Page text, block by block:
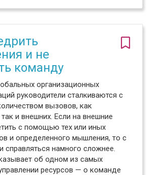
и не
команду
организационных
руководители сталкиваются с
вызовов, как
так и внешних. Если на внешние
с помощью тех или иных
и определенного мышления, то с
справляться намного сложнее.
об одном из самых
ресурсов — о команде